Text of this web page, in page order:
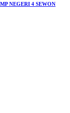
NEGERI 4 SEWON